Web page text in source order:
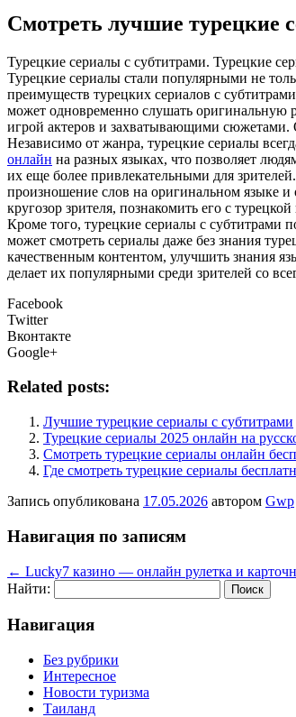
Смотреть лучшие турецкие
Турeцкиe сeриaлы с субтитрaми. Турецкие
Турецкие сериалы стали популярными не
преимуществ турецких сериалов с
может одновременно слушать оригинальную
игрой актеров и захватывающими сюжетами.
Независимо от жанра, турецкие сериалы
онлайн на разных языках, что позволяет
их еще более привлекательными для
произношение слов на оригинальном языке
кругозор зрителя, познакомить его с
Кроме того, турецкие сериалы с субтитрами
может смотреть сериалы даже без знания
качественным контентом, улучшить знания
делает их популярными среди зрителей со
Facebook
Twitter
Вконтакте
Google+
Related posts:
Лучшие турецкие сериалы с субтитрами
Турецкие сериалы 2025 онлайн на
Смотреть турецкие сериалы онлайн
Где смотреть турецкие сериалы
Запись опубликована 17.05.2026 автором Gwp
Навигация по записям
← Lucky7 казино — онлайн рулетка и
Найти:
Навигация
Без рубрики
Интересное
Новости туризма
Таиланд